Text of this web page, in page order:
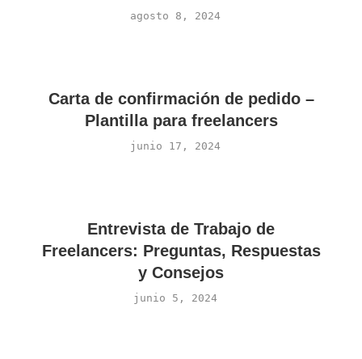
agosto 8, 2024
Carta de confirmación de pedido –
Plantilla para freelancers
junio 17, 2024
Entrevista de Trabajo de
Freelancers: Preguntas, Respuestas
y Consejos
junio 5, 2024